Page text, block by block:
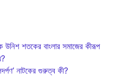
উনিশ শতকের বাংলার সমাজের কীরূপ
নাটকের গুরুত্ব কী?